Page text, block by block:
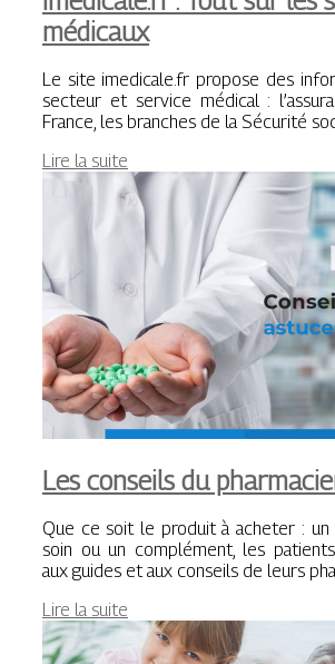
médicaux
Le site imedicale.fr propose des
secteur et service médical :
France, les branches de la Sécurité
Lire la suite
Les conseils du
Que ce soit le produit à acheter : un
soin ou un complément, les
aux guides et aux conseils de leurs
Lire la suite